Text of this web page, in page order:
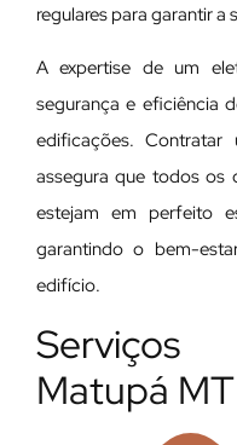
regulares para garantir a
A expertise de um
segurança e eficiência
edificações. Contratar
assegura que todos os
estejam em perfeito
garantindo o bem-
edifício.
Serviços
Matupá MT